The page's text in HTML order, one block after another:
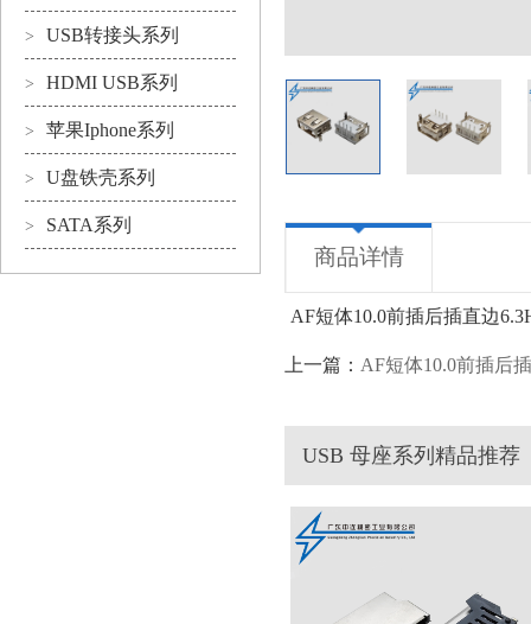
> USB转接头系列
> HDMI USB系列
> 苹果Iphone系列
> U盘铁壳系列
> SATA系列
商品详情
AF短体10.0前插后插直边
上一篇： AF短体10.0前插后
USB 母座系列精品推荐